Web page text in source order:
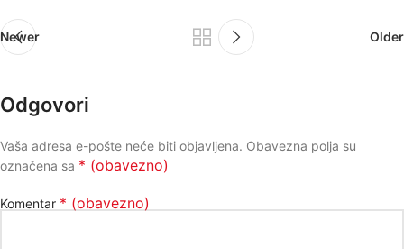
Newer Older
Odgovori
Vaša adresa e-pošte neće biti objavljena. Obavezna polja su
označena sa * (obavezno)
Komentar * (obavezno)